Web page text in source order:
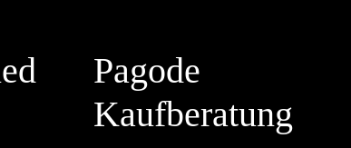
Pagode
Kaufberatung